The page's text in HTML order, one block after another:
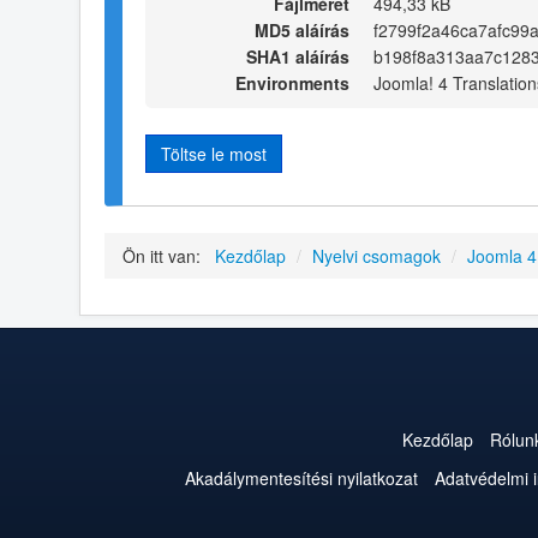
MD5 aláírás
SHA1 aláírás
Environments
Joomla! 4
Töltse le most
Ön itt van: Kezdőlap / Nyelvi csomagok / Joomla
Kezdőlap
Akadálymentesítési nyilatkozat
Adatvédelmi